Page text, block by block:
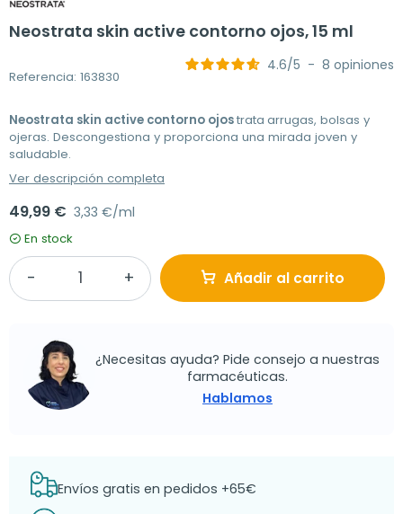
Neostrata skin active contorno ojos, 15 ml
Referencia: 163830
4.6/5 - 8 opiniones
Neostrata skin active contorno ojostrata arrugas, bolsas y
ojeras. Descongestiona y proporciona una mirada joven y
saludable.
Ver descripción completa
49,99 € 3,33 €/ml
En stock
Añadir al carrito
¿Necesitas ayuda? Pide consejo a nuestras
farmacéuticas.
Hablamos
Envíos gratis en pedidos +65€